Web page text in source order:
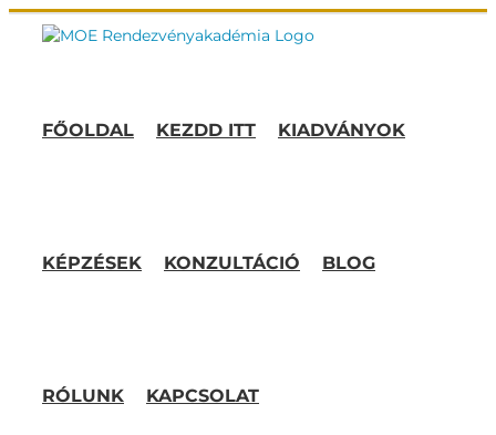
Kihagyás
FŐOLDAL KEZDD ITT KIADVÁNYOK
KÉPZÉSEK KONZULTÁCIÓ BLOG
RÓLUNK KAPCSOLAT